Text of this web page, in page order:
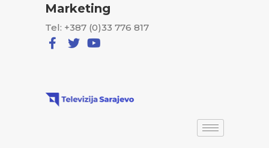
Marketing
Tel: +387 (0)33 776 817